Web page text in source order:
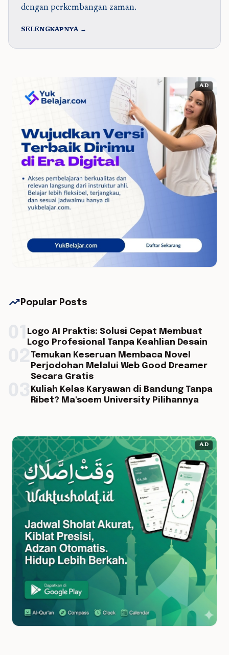
dengan perkembangan zaman.
SELENGKAPNYA →
AD
trending_up Popular Posts
Logo AI Praktis: Solusi Cepat Membuat
Logo Profesional Tanpa Keahlian Desain
Temukan Keseruan Membaca Novel
Perjodohan Melalui Web Good Dreamer
Secara Gratis
Kuliah Kelas Karyawan di Bandung Tanpa
Ribet? Ma'soem University Pilihannya
AD